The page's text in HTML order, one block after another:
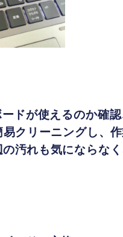
ドが使えるのか確
易クリーニングし、
の汚れも気にならな